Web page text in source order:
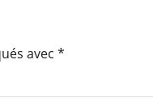
avec *